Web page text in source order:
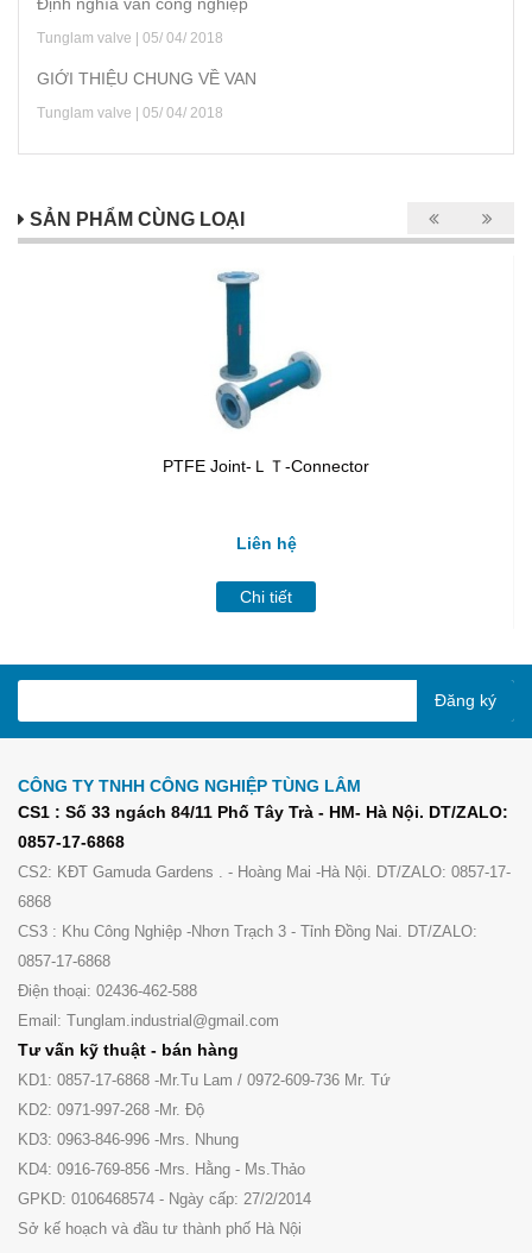
Tunglam valve | 05/ 04/ 2018
GIỚI THIỆU CHUNG VỀ VAN
Tunglam valve | 05/ 04/ 2018
SẢN PHẨM CÙNG LOẠI
PTFE Joint-ＬＴ-Connector
Liên hệ
Chi tiết
Đăng ký
CÔNG TY TNHH CÔNG NGHIỆP TÙNG LÂM
CS1 : Số 33 ngách 84/11 Phố Tây Trà - HM- Hà Nội. DT/ZALO:
0857-17-6868
CS2: KĐT Gamuda Gardens . - Hoàng Mai -Hà Nội. DT/ZALO: 0857-17-
6868
CS3 : Khu Công Nghiệp -Nhơn Trạch 3 - Tỉnh Đồng Nai. DT/ZALO:
0857-17-6868
Điện thoại: 02436-462-588
Email: Tunglam.industrial@gmail.com
Tư vấn kỹ thuật - bán hàng
KD1: 0857-17-6868 -Mr.Tu Lam / 0972-609-736 Mr. Tứ
KD2: 0971-997-268 -Mr. Độ
KD3: 0963-846-996 -Mrs. Nhung
KD4: 0916-769-856 -Mrs. Hằng - Ms.Thảo
GPKD: 0106468574 - Ngày cấp: 27/2/2014
Sở kế hoạch và đầu tư thành phố Hà Nội